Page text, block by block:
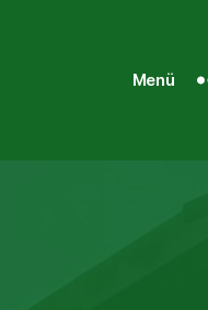
Menü